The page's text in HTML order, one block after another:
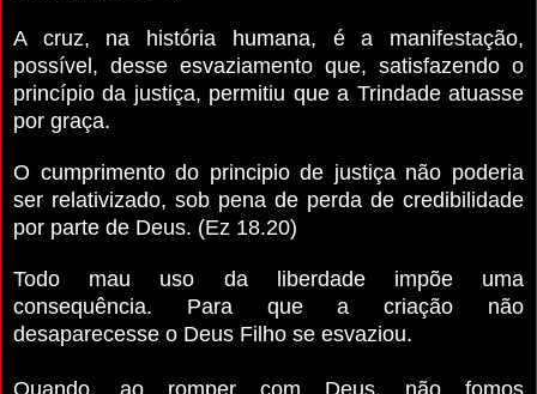
A cruz, na história humana, é a manifestação,
possível, desse esvaziamento que, satisfazendo o
princípio da justiça, permitiu que a Trindade atuasse
por graça.
O cumprimento do principio de justiça não poderia
ser relativizado, sob pena de perda de credibilidade
por parte de Deus. (Ez 18.20)
Todo mau uso da liberdade impõe uma
consequência. Para que a criação não
desaparecesse o Deus Filho se esvaziou.
Quando, ao romper com Deus, não fomos